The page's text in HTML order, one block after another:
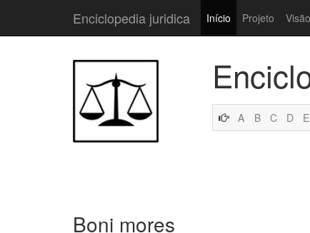
Enciclopedia juridica Início Projeto
A B C D E
Boni mores